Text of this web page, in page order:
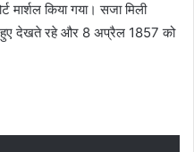
मार्शल किया गया। सजा मिली
हुए देखते रहे और 8 अप्रैल 1857 को